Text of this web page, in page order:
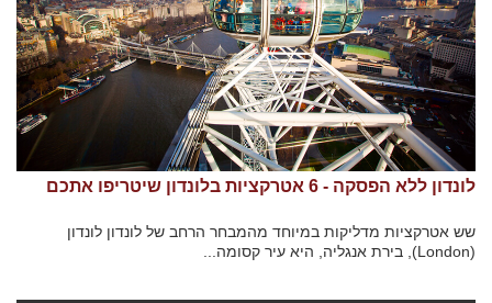
לונדון ללא הפסקה - 6 אטרקציות בלונדון שיטריפו אתכם
שש אטרקציות מדליקות במיוחד מהמבחר הרחב של לונדון לונדון
(London), בירת אנגליה, היא עיר קסומה...